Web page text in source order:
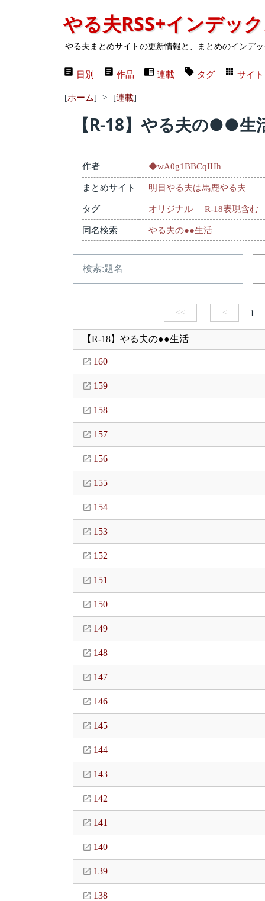
やる夫RSS+インデッ
やる夫まとめサイトの更新情報と、まとめのインデッ
日別 作品 連載 タグ サイト
[ホーム] > [連載]
【R-18】やる夫の●●生
作者 ◆wA0g1BBCqIHh
まとめサイト 明日やる夫は馬鹿やる夫
タグ オリジナル R-18表現含む
同名検索 やる夫の●●生活
<< < 1
【R-18】やる夫の●●生活
160
159
158
157
156
155
154
153
152
151
150
149
148
147
146
145
144
143
142
141
140
139
138